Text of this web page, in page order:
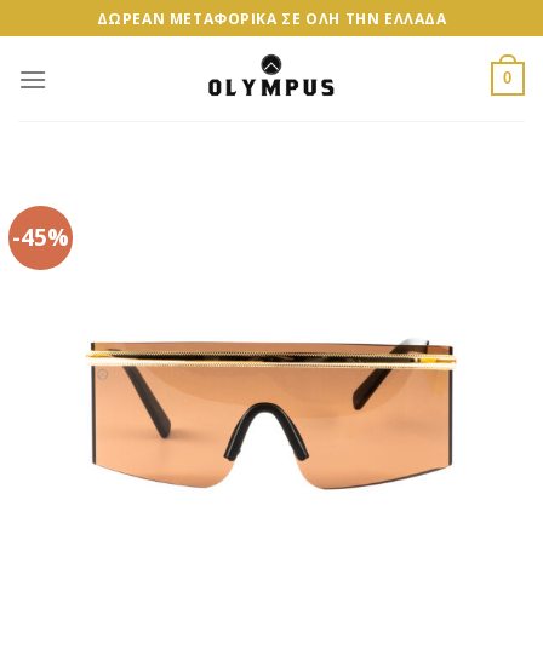
to
content
ΔΩΡΕΑΝ ΜΕΤΑΦΟΡΙΚΑ ΣΕ ΟΛΗ ΤΗΝ ΕΛΛΑΔΑ
0
-45%